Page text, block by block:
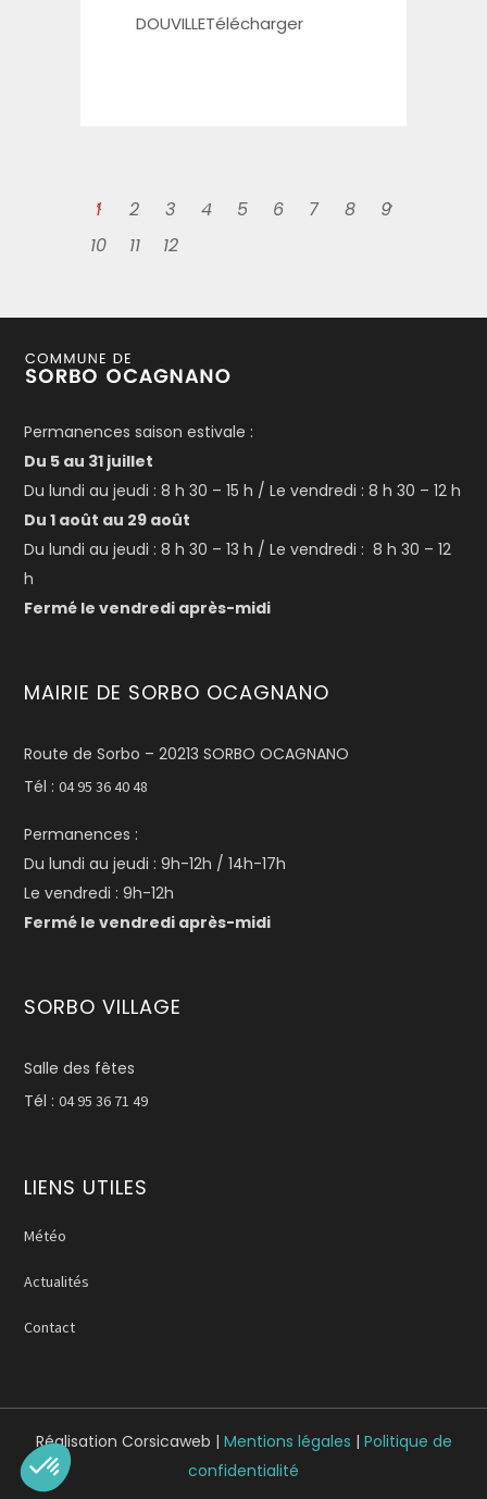
DOUVILLETélécharger
1 2 3 4 5 6 7 8
9
10
11 12
Permanences saison estivale :
Du 5 au 31 juillet
Du lundi au jeudi : 8 h 30 – 15 h / Le vendredi : 8 h 30 – 12 h
Du 1 août au 29 août
Du lundi au jeudi : 8 h 30 – 13 h / Le vendredi : 8 h 30 – 12
h
Fermé le vendredi après-midi
MAIRIE DE SORBO OCAGNANO
Route de Sorbo – 20213 SORBO OCAGNANO
Tél :04 95 36 40 48
Permanences :
Du lundi au jeudi : 9h-12h / 14h-17h
Le vendredi : 9h-12h
Fermé le vendredi après-midi
SORBO VILLAGE
Salle des fêtes
Tél :04 95 36 71 49
LIENS UTILES
Météo
Actualités
Contact
Réalisation Corsicaweb | Mentions légales | Politique de
confidentialité